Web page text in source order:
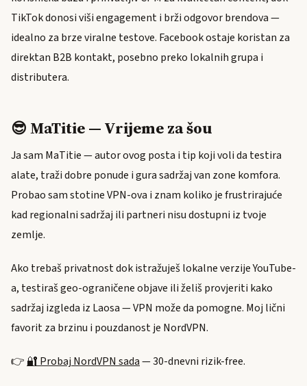
TikTok donosi viši engagement i brži odgovor brendova —
idealno za brze viralne testove. Facebook ostaje koristan za
direktan B2B kontakt, posebno preko lokalnih grupa i
distributera.
😎 MaTitie — Vrijeme za šou
Ja sam MaTitie — autor ovog posta i tip koji voli da testira
alate, traži dobre ponude i gura sadržaj van zone komfora.
Probao sam stotine VPN-ova i znam koliko je frustrirajuće
kad regionalni sadržaj ili partneri nisu dostupni iz tvoje
zemlje.
Ako trebaš privatnost dok istražuješ lokalne verzije YouTube-
a, testiraš geo-ograničene objave ili želiš provjeriti kako
sadržaj izgleda iz Laosa — VPN može da pomogne. Moj lični
favorit za brzinu i pouzdanost je NordVPN.
👉 🔐 Probaj NordVPN sada— 30-dnevni rizik-free.